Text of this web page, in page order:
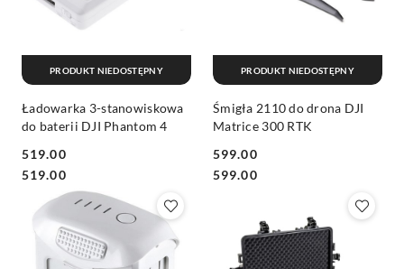
Ładowarka 3-stanowiskowa
do baterii DJI Phantom 4
Cena:
519.00
Cena:
519.00
PRODUKT NIEDOSTĘPNY
Śmigła 2110 do drona DJI
Matrice 300 RTK
Cena:
599.00
Cena:
599.00
PRODUKT NIEDOSTĘPNY